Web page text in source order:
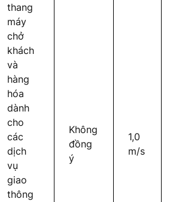
thang
máy
chở
khách
và
hàng
hóa
dành
cho
các
dịch
vụ
giao
thông
Không
đồng
ý
1,0
m/s